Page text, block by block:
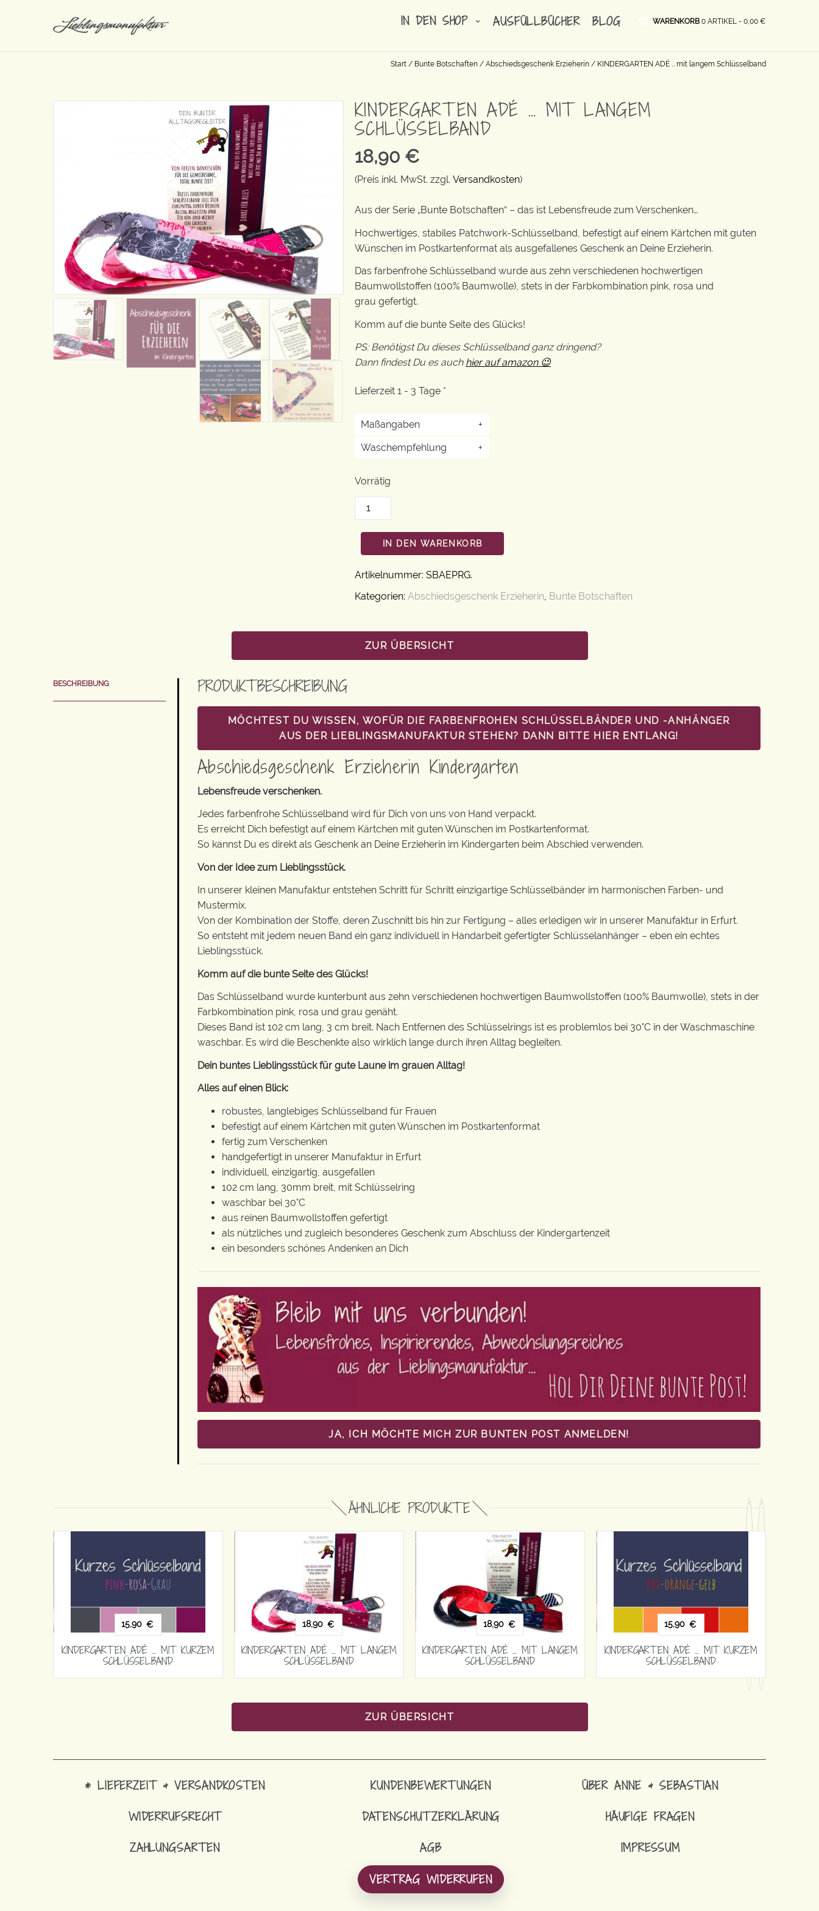
IN DEN SHOP AUSFÜLLBÜCHER BLOG WARENKORB 0 ARTIKEL - 0,00 €
Start / Bunte Botschaften / Abschiedsgeschenk Erzieherin / KINDERGARTEN ADÉ … mit langem Schlüsselband
KINDERGARTEN ADÉ … MIT LANGEM
SCHLÜSSELBAND
18,90 €
(Preis inkl. MwSt. zzgl. Versandkosten)
Aus der Serie „Bunte Botschaften“ – das ist Lebensfreude zum Verschenken…
Hochwertiges, stabiles Patchwork-Schlüsselband, befestigt auf einem Kärtchen mit guten
Wünschen im Postkartenformat als ausgefallenes Geschenk an Deine Erzieherin.
Das farbenfrohe Schlüsselband wurde aus zehn verschiedenen hochwertigen
Baumwollstoffen (100% Baumwolle), stets in der Farbkombination pink, rosa und
grau gefertigt.
Komm auf die bunte Seite des Glücks!
PS: Benötigst Du dieses Schlüsselband ganz dringend?
Dann findest Du es auch hier auf amazon 😉
Lieferzeit 1 - 3 Tage *
Maßangaben
+
Waschempfehlung
+
Vorrätig
IN DEN WARENKORB
Artikelnummer: SBAEPRG.
Kategorien: Abschiedsgeschenk Erzieherin Bunte Botschaften
ZUR ÜBERSICHT
BESCHREIBUNG PRODUKTBESCHREIBUNG
MÖCHTEST DU WISSEN, WOFÜR DIE FARBENFROHEN SCHLÜSSELBÄNDER UND -ANHÄNGER
AUS DER LIEBLINGSMANUFAKTUR STEHEN? DANN BITTE HIER ENTLANG!
Abschiedsgeschenk Erzieherin Kindergarten
Lebensfreude verschenken.
Jedes farbenfrohe Schlüsselband wird für Dich von uns von Hand verpackt.
Es erreicht Dich befestigt auf einem Kärtchen mit guten Wünschen im Postkartenformat.
So kannst Du es direkt als Geschenk an Deine Erzieherin im Kindergarten beim Abschied verwenden.
Von der Idee zum Lieblingsstück.
In unserer kleinen Manufaktur entstehen Schritt für Schritt einzigartige Schlüsselbänder im harmonischen Farben- und
Mustermix.
Von der Kombination der Stoffe, deren Zuschnitt bis hin zur Fertigung – alles erledigen wir in unserer Manufaktur in Erfurt.
So entsteht mit jedem neuen Band ein ganz individuell in Handarbeit gefertigter Schlüsselanhänger – eben ein echtes
Lieblingsstück.
Komm auf die bunte Seite des Glücks!
Das Schlüsselband wurde kunterbunt aus zehn verschiedenen hochwertigen Baumwollstoffen (100% Baumwolle), stets in der
Farbkombination pink, rosa und grau genäht.
Dieses Band ist 102 cm lang, 3 cm breit. Nach Entfernen des Schlüsselrings ist es problemlos bei 30°C in der Waschmaschine
waschbar. Es wird die Beschenkte also wirklich lange durch ihren Alltag begleiten.
Dein buntes Lieblingsstück für gute Laune im grauen Alltag!
Alles auf einen Blick:
robustes, langlebiges Schlüsselband für Frauen
befestigt auf einem Kärtchen mit guten Wünschen im Postkartenformat
fertig zum Verschenken
handgefertigt in unserer Manufaktur in Erfurt
individuell, einzigartig, ausgefallen
102 cm lang, 30mm breit, mit Schlüsselring
waschbar bei 30°C
aus reinen Baumwollstoffen gefertigt
als nützliches und zugleich besonderes Geschenk zum Abschluss der Kindergartenzeit
ein besonders schönes Andenken an Dich
JA, ICH MÖCHTE MICH ZUR BUNTEN POST ANMELDEN!
ÄHNLICHE PRODUKTE
18,90
ADÉ … MIT LANGEM
€
KINDERGARTEN ADÉ … MIT LANGEM
€
KINDERGARTEN ADÉ … MIT KURZEM
18,90
KINDERGARTEN ADÉ … MIT LANGEM KINDERGARTEN ADÉ … MIT
ZUR ÜBERSICHT
* LIEFERZEIT & VERSANDKOSTEN
WIDERRUFSRECHT
ZAHLUNGSARTEN
KUNDENBEWERTUNGEN
DATENSCHUTZERKLÄRUNG
AGB
VERTRAG WIDERRUFEN
ÜBER ANNE & SEBASTIAN
HÄUFIGE FRAGEN
IMPRESSUM